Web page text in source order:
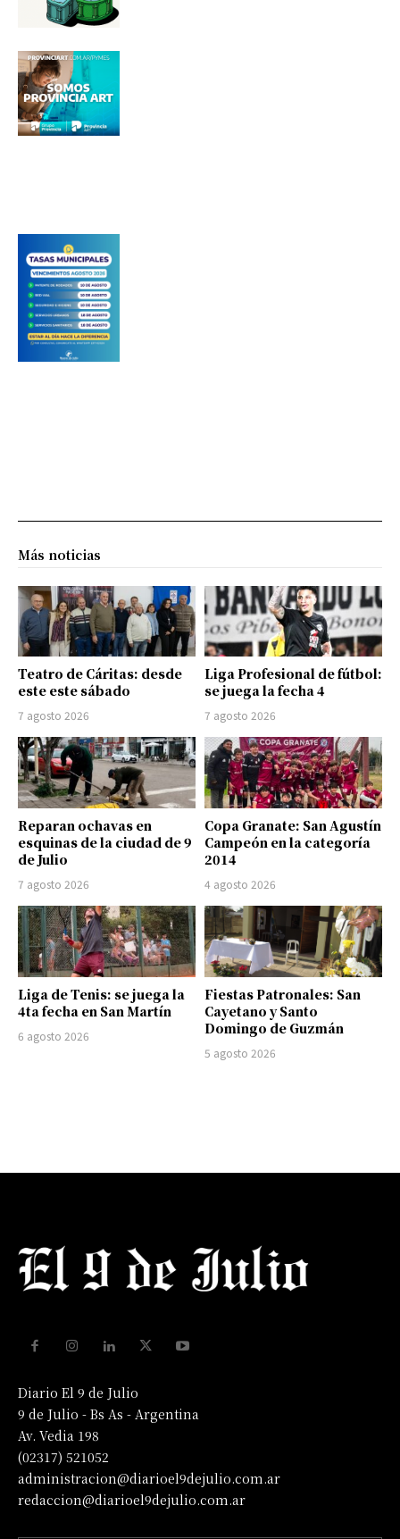
Más noticias
Teatro de Cáritas: desde
este este sábado
7 agosto 2026
Liga Profesional de fútbol:
se juega la fecha 4
7 agosto 2026
Reparan ochavas en
esquinas de la ciudad de 9
de Julio
7 agosto 2026
Copa Granate: San Agustín
Campeón en la categoría
2014
4 agosto 2026
Liga de Tenis: se juega la
4ta fecha en San Martín
6 agosto 2026
Fiestas Patronales: San
Cayetano y Santo
Domingo de Guzmán
5 agosto 2026
Diario El 9 de Julio
9 de Julio - Bs As - Argentina
Av. Vedia 198
(02317) 521052
administracion@diarioel9dejulio.com.ar
redaccion@diarioel9dejulio.com.ar